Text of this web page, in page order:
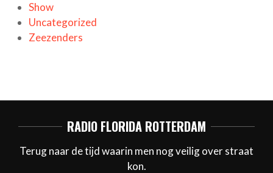
Show
Uncategorized
Zeezenders
RADIO FLORIDA ROTTERDAM
Terug naar de tijd waarin men nog veilig over straat
kon.